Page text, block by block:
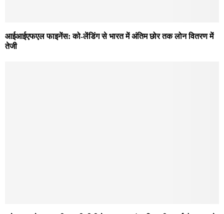
आईआईएफएल फाइनेंस: को-लेंडिंग से भारत में अंतिम छोर तक लोन वितरण में
तेजी